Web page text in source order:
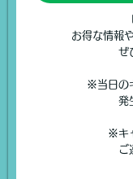
お得な情報
ぜ
※当日の
発
※キ
ご